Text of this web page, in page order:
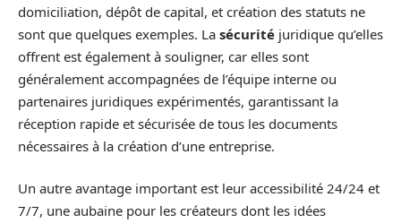
domiciliation, dépôt de capital, et création des statuts ne
sont que quelques exemples. La sécurité juridique qu’elles
offrent est également à souligner, car elles sont
généralement accompagnées de l’équipe interne ou
partenaires juridiques expérimentés, garantissant la
réception rapide et sécurisée de tous les documents
nécessaires à la création d’une entreprise.
Un autre avantage important est leur accessibilité 24/24 et
7/7, une aubaine pour les créateurs dont les idées